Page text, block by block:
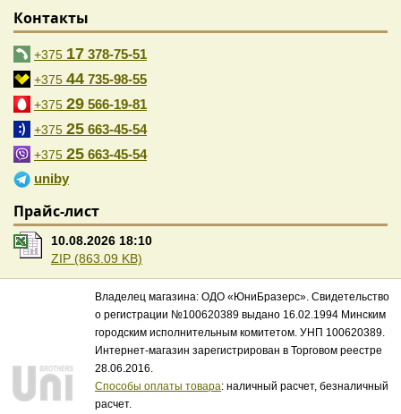
Контакты
+375 17 378-75-51
+375 44 735-98-55
+375 29 566-19-81
+375 25 663-45-54
+375 25 663-45-54
uniby
Прайс-лист
10.08.2026 18:10
ZIP (863.09 KB)
Владелец магазина: ОДО «ЮниБразерс». Свидетельство
о регистрации №100620389 выдано 16.02.1994 Минским
городским исполнительным комитетом. УНП 100620389.
Интернет-магазин зарегистрирован в Торговом реестре
28.06.2016.
Способы оплаты товара: наличный расчет, безналичный
расчет.